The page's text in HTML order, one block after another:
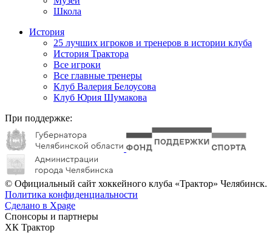
Школа
История
25 лучших игроков и тренеров в истории клуба
История Трактора
Все игроки
Все главные тренеры
Клуб Валерия Белоусова
Клуб Юрия Шумакова
При поддержке:
© Официальный сайт хоккейного клуба «Трактор» Челябинск.
Политика конфиденциальности
Сделано в Xpage
Спонсоры и партнеры
ХК Трактор